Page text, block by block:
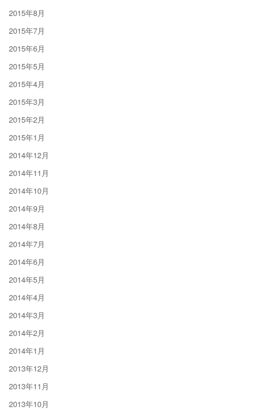
2015年8月
2015年7月
2015年6月
2015年5月
2015年4月
2015年3月
2015年2月
2015年1月
2014年12月
2014年11月
2014年10月
2014年9月
2014年8月
2014年7月
2014年6月
2014年5月
2014年4月
2014年3月
2014年2月
2014年1月
2013年12月
2013年11月
2013年10月